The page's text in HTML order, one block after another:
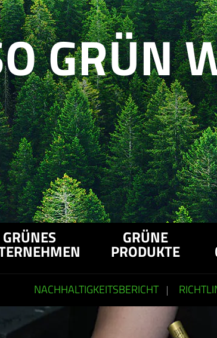
GRÜN
GRÜNES
GRÜNE
PRODUKTE
NACHHALTIGKEITSBERICHT